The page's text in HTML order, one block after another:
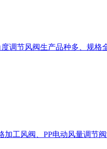
调节风阀生产品种多、规格
工风阀、PP电动风量调节